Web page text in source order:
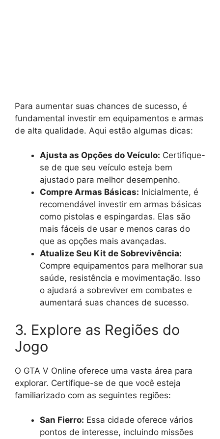
Para aumentar suas chances de sucesso, é
fundamental investir em equipamentos e armas
de alta qualidade. Aqui estão algumas dicas:
Ajusta as Opções do Veículo: Certifique-
se de que seu veículo esteja bem
ajustado para melhor desempenho.
Compre Armas Básicas: Inicialmente, é
recomendável investir em armas básicas
como pistolas e espingardas. Elas são
mais fáceis de usar e menos caras do
que as opções mais avançadas.
Atualize Seu Kit de Sobrevivência:
Compre equipamentos para melhorar sua
saúde, resistência e movimentação. Isso
o ajudará a sobreviver em combates e
aumentará suas chances de sucesso.
3. Explore as Regiões do
Jogo
O GTA V Online oferece uma vasta área para
explorar. Certifique-se de que você esteja
familiarizado com as seguintes regiões:
San Fierro: Essa cidade oferece vários
pontos de interesse, incluindo missões